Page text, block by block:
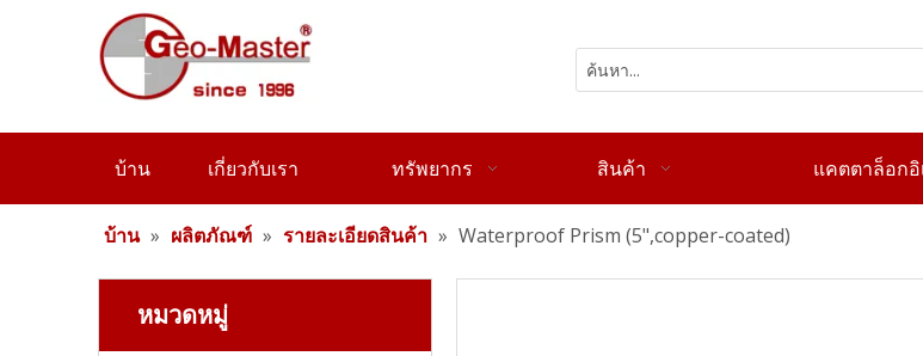
บ้าน เกี่ยวกับเรา ทรัพยากร สินค้า แคตตาล็อก
บ้าน » ผลิตภัณฑ์ » รายละเอียดสินค้า » Waterproof Prism (5",copper-coated)
หมวดหมู่
ปริซึมกันน้ำ (5', ไม่เคลือบ)